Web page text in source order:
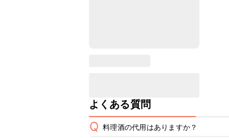
よくある質問
Q 料理酒の代用はありますか？